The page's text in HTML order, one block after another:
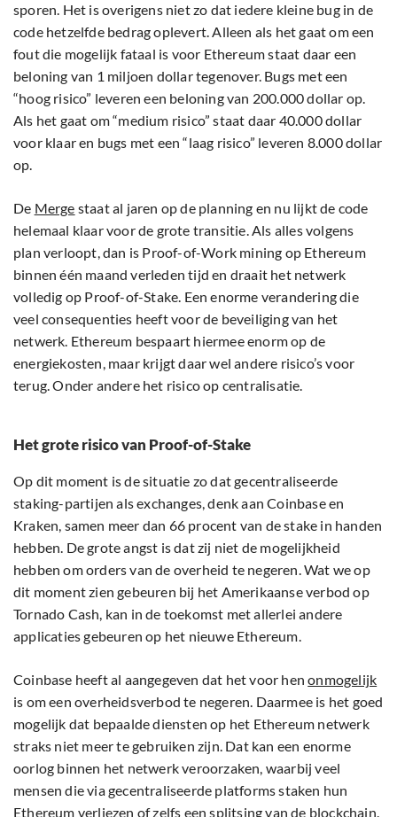
sporen. Het is overigens niet zo dat iedere kleine bug in de
code hetzelfde bedrag oplevert. Alleen als het gaat om een
fout die mogelijk fataal is voor Ethereum staat daar een
beloning van 1 miljoen dollar tegenover. Bugs met een
“hoog risico” leveren een beloning van 200.000 dollar op.
Als het gaat om “medium risico” staat daar 40.000 dollar
voor klaar en bugs met een “laag risico” leveren 8.000 dollar
op.
De Merge staat al jaren op de planning en nu lijkt de code
helemaal klaar voor de grote transitie. Als alles volgens
plan verloopt, dan is Proof-of-Work mining op Ethereum
binnen één maand verleden tijd en draait het netwerk
volledig op Proof-of-Stake. Een enorme verandering die
veel consequenties heeft voor de beveiliging van het
netwerk. Ethereum bespaart hiermee enorm op de
energiekosten, maar krijgt daar wel andere risico’s voor
terug. Onder andere het risico op centralisatie.
Het grote risico van Proof-of-Stake
Op dit moment is de situatie zo dat gecentraliseerde
staking-partijen als exchanges, denk aan Coinbase en
Kraken, samen meer dan 66 procent van de stake in handen
hebben. De grote angst is dat zij niet de mogelijkheid
hebben om orders van de overheid te negeren. Wat we op
dit moment zien gebeuren bij het Amerikaanse verbod op
Tornado Cash, kan in de toekomst met allerlei andere
applicaties gebeuren op het nieuwe Ethereum.
Coinbase heeft al aangegeven dat het voor henonmogelijk
is om een overheidsverbod te negeren. Daarmee is het goed
mogelijk dat bepaalde diensten op het Ethereum netwerk
straks niet meer te gebruiken zijn. Dat kan een enorme
oorlog binnen het netwerk veroorzaken, waarbij veel
mensen die via gecentraliseerde platforms staken hun
Ethereum verliezen of zelfs een splitsing van de blockchain.